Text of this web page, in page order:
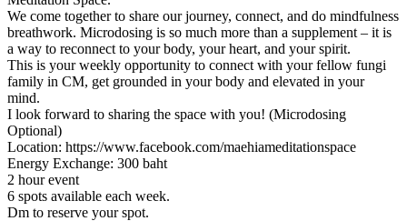
We come together to share our journey, connect, and do mindfulness
breathwork. Microdosing is so much more than a supplement – it is
a way to reconnect to your body, your heart, and your spirit.
This is your weekly opportunity to connect with your fellow fungi
family in CM, get grounded in your body and elevated in your
mind.
I look forward to sharing the space with you! (Microdosing
Optional)
Location: https://www.facebook.com/maehiameditationspace
Energy Exchange: 300 baht
2 hour event
6 spots available each week.
Dm to reserve your spot.